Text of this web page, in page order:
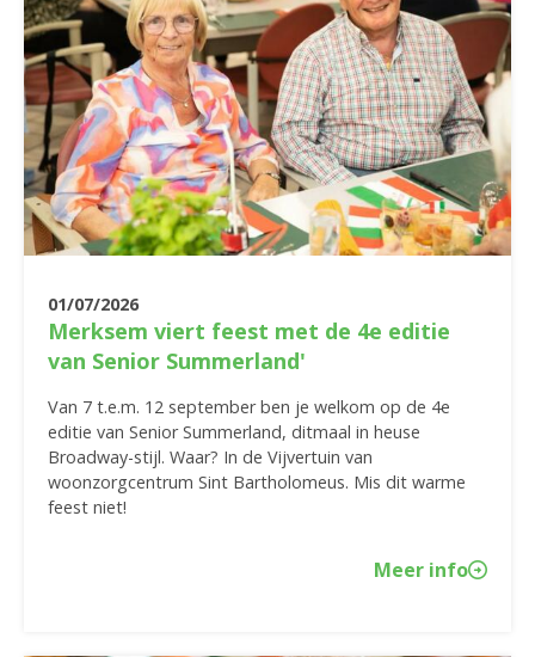
01/07/2026
Merksem viert feest met de 4e editie
van Senior Summerland'
Van 7 t.e.m. 12 september ben je welkom op de 4e
editie van Senior Summerland, ditmaal in heuse
Broadway-stijl. Waar? In de Vijvertuin van
woonzorgcentrum Sint Bartholomeus. Mis dit warme
feest niet!
Meer info